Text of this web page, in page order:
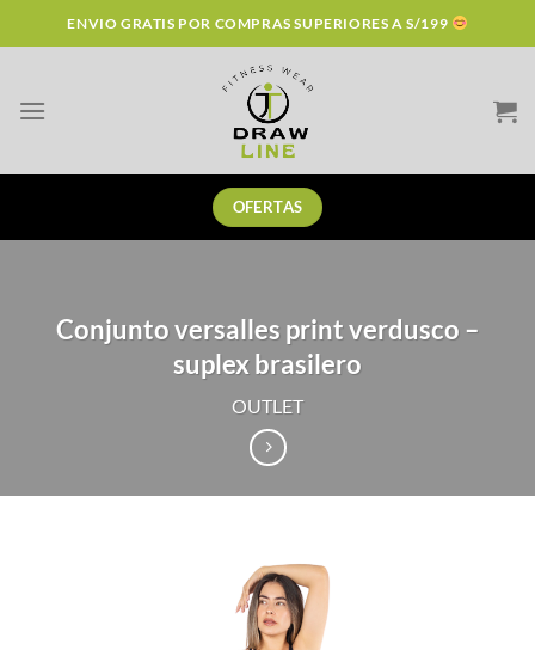
to
ENVIO GRATIS POR COMPRAS SUPERIORES A S/199
OFERTAS
Conjunto versalles print verdusco –
suplex brasilero
OUTLET